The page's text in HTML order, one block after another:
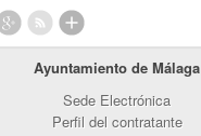
Ayuntamiento de Málaga
Sede Electrónica
Perfil del contratante